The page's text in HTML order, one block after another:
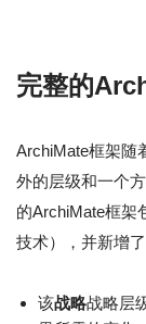
完整的
ArchiMate框架随
外的层级和一个
的ArchiMate框架
技术），并新增
该战略战略层